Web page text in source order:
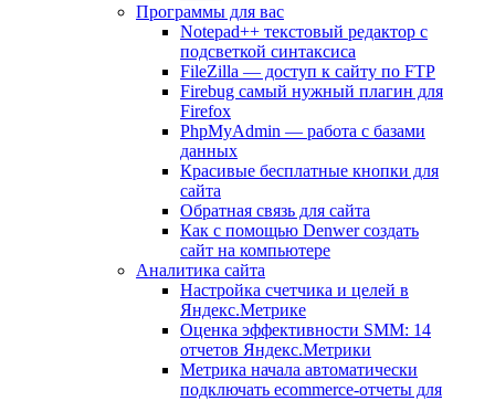
Программы для вас
Notepad++ текстовый редактор с
подсветкой синтаксиса
FileZilla — доступ к сайту по FTP
Firebug самый нужный плагин для
Firefox
PhpMyAdmin — работа с базами
данных
Красивые бесплатные кнопки для
сайта
Обратная связь для сайта
Как с помощью Denwer создать
сайт на компьютере
Аналитика сайта
Настройка счетчика и целей в
Яндекс.Метрике
Оценка эффективности SMM: 14
отчетов Яндекс.Метрики
Метрика начала автоматически
подключать ecommerce-отчеты для